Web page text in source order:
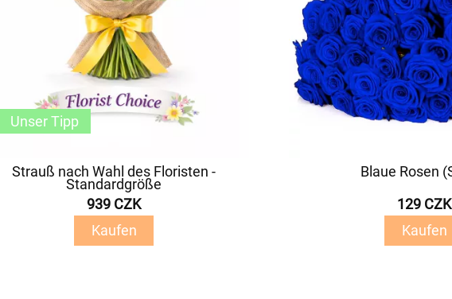
Strauß nach Wahl des Floristen -
Standardgröße
939 CZK
Kaufen
Unser Tipp
Blaue Rosen
129 CZK
Kaufen